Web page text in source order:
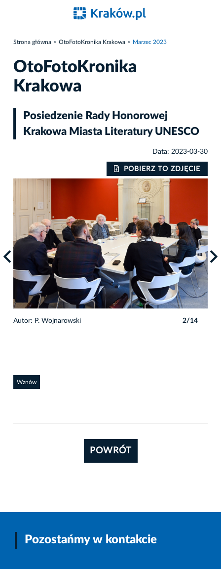
Strona główna OtoFotoKronika Krakowa Marzec 2023
OtoFotoKronika
Krakowa
Posiedzenie Rady Honorowej
Krakowa Miasta Literatury UNESCO
Data: 2023-03-30
POBIERZ TO ZDJĘCIE
Autor: P. Wojnarowski 2/14
Wznów
POWRÓT
Pozostańmy w kontakcie